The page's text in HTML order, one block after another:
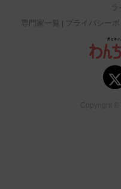
ラ
専門家一覧
プライバシー